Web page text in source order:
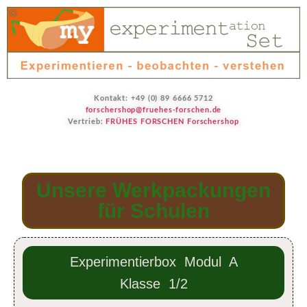
Kontakt: +49 (0) 89 6666 5712
forschershop@fruehes-forschen.de
Vertrieb:
FRÜHES FORSCHEN Forschershop
Unsere Werkpackungen
für Schulen
Experimentierbox Modul A
Klasse 1/2